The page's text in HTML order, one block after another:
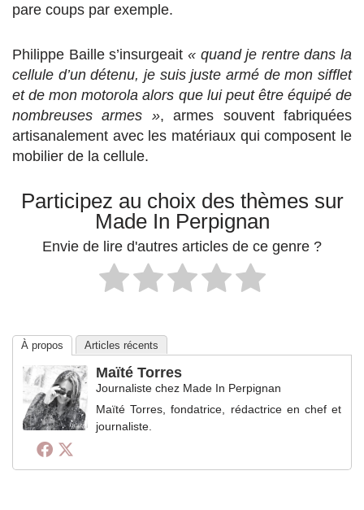
pare coups par exemple.
Philippe Baille s’insurgeait « quand je rentre dans la
cellule d’un détenu, je suis juste armé de mon sifflet
et de mon motorola alors que lui peut être équipé de
nombreuses armes », armes souvent fabriquées
artisanalement avec les matériaux qui composent le
mobilier de la cellule.
Participez au choix des thèmes sur
Made In Perpignan
Envie de lire d'autres articles de ce genre ?
À propos Articles récents
Maïté Torres
Journaliste chez Made In Perpignan
Maïté Torres, fondatrice, rédactrice en chef et
journaliste.